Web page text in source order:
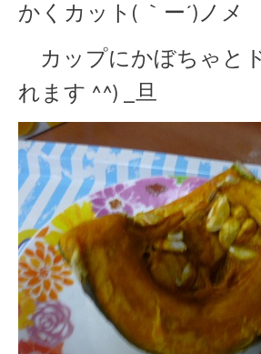
かくカット( ｀ー´)ノメ
カップにかぼちゃと
れます ^^) _旦